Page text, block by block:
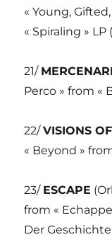
« Young,
« Spiraling » LP
21/
Perco » from «
22/VISIONS
« Beyond »
23/ ESCAPE
from «
Der Geschichte